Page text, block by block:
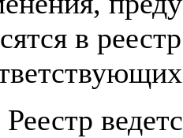
в